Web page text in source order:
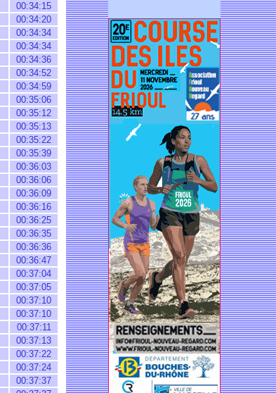
00:34:15
00:34:20
00:34:34
00:34:34
00:34:36
00:34:52
00:34:59
00:35:06
00:35:12
00:35:13
00:35:22
00:35:39
00:36:03
00:36:06
00:36:09
00:36:16
00:36:25
00:36:35
00:36:36
00:36:47
00:37:04
00:37:05
00:37:10
00:37:10
00:37:11
00:37:13
00:37:22
00:37:24
00:37:37